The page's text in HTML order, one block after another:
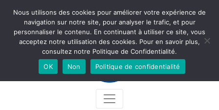
Newsletter Accès Contact Facebook Instagram
Nous utilisons des cookies pour améliorer votre expérience de
navigation sur notre site, pour analyser le trafic, et pour
personnaliser le contenu. En continuant à utiliser ce site, vous
acceptez notre utilisation des cookies. Pour en savoir plus,
consultez notre Politique de Confidentialité.
OK
Non Politique de confidentialité